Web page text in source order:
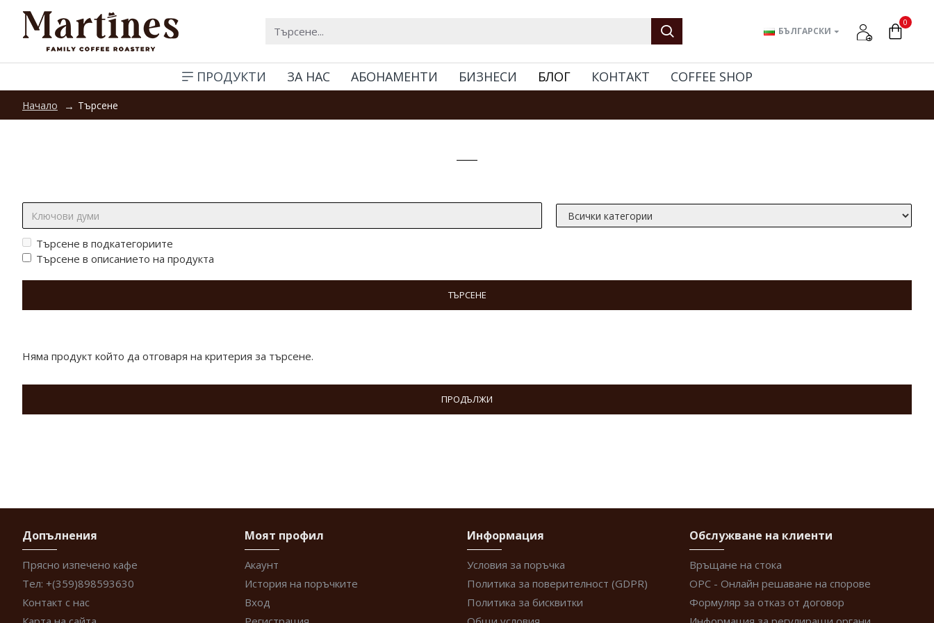
БЪЛГАРСКИ
0
ПРОДУКТИ ЗА НАС АБОНАМЕНТИ БИЗНЕСИ БЛОГ КОНТАКТ COFFEE SHOP
Начало Търсене
Търсене в подкатегориите
Търсене в описанието на продукта
ТЪРСЕНЕ
Няма продукт който да отговаря на критерия за търсене.
ПРОДЪЛЖИ
Допълнения
Прясно изпечено кафе
Тел: +(359)898593630
Контакт с нас
Моят профил
Акаунт
История на поръчките
Вход
Информация
Условия за поръчка
Политика за поверителност (GDPR)
Политика за бисквитки
Обслужване на клиенти
Връщане на стока
ОРС - Онлайн решаване на спорове
Формуляр за отказ от договор